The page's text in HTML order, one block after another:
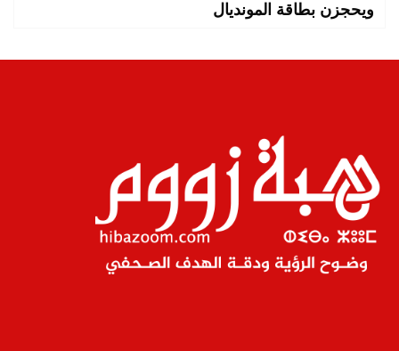
ويحجزن بطاقة المونديال